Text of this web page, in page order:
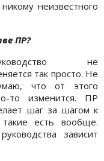
неизвестного
ПР?
не
так просто. Не
что от этого
то изменится. ПР
шаг за шагом к
есть вообще.
зависит